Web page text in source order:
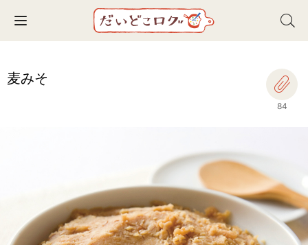
Toggle navigation
麦みそ
84